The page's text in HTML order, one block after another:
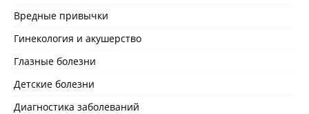
Вредные привычки
Гинекология и акушерство
Глазные болезни
Детские болезни
Диагностика заболеваний